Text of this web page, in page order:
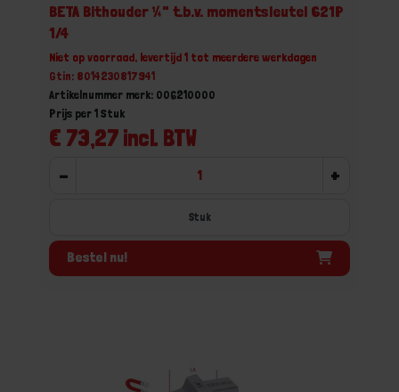
BETA Bithouder ¼" t.b.v. momentsleutel 621P
1/4
Niet op voorraad, levertijd 1 tot meerdere werkdagen
Gtin: 8014230817941
Artikelnummer merk: 006210000
€ 73,27 incl. BTW
Prijs per 1 Stuk
- +
Stuk
Bestel nu!